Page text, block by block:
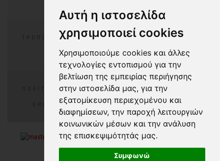
Αυτή η ιστοσελίδα
χρησιμοποιεί cookies
Χρησιμοποιούμε cookies και άλλες
τεχνολογίες εντοπισμού για την
βελτίωση της εμπειρίας περιήγησης
στην ιστοσελίδα μας, για την
εξατομίκευση περιεχομένου και
διαφημίσεων, την παροχή λειτουργιών
κοινωνικών μέσων και την ανάλυση
της επισκεψιμότητάς μας.
Συμφωνώ
ΤΡΌΠΟΙ ΠΛΗΡΩΜΉΣ ΕΠΙΣΤΡΟΦΈΣ/ΑΛΛΑΓΕΣ
ΣΥΧΝΈΣ ΕΡΩΤΉΣΕΙΣ
ΠΟΛΙΤΙΚΉ ΑΠΟΡΡΉΤΟΥ ΠΟΛΙΤΙΚΉ COOKIES
ΌΡΟΙ ΧΡΉΣΗΣ COOKIES PREFERENCES